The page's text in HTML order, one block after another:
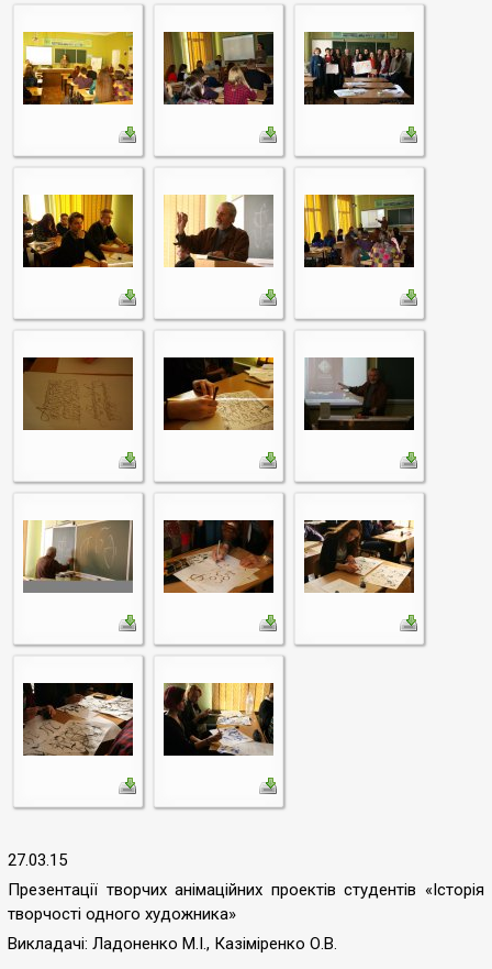
27.03.15
Презентації творчих анімаційних проектів студентів «Історія
творчості одного художника»
Викладачі: Ладоненко М.І., Казіміренко О.В.